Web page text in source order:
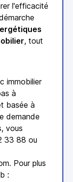
l'efficacité
, tout
immobilier
à
basée à
demande
vous
33 88 ou
Pour plus
: